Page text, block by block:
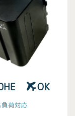
OK
荷対応